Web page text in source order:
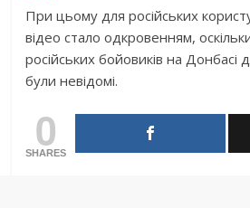
При цьому для російських
відео стало одкровенням,
російських бойовиків на Донбасі
були невідомі.
0
SHARES